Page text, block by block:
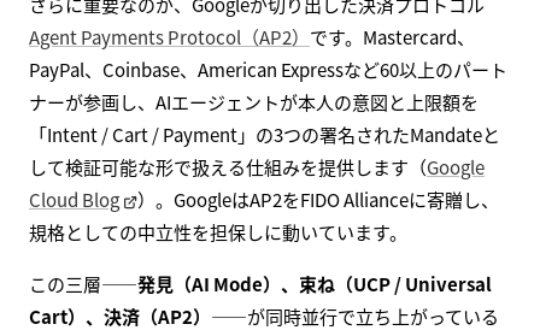
Agent Payments Protocol（AP2） です。Mastercard、
PayPal、Coinbase、American Expressなど60以上のパート
ナーが参画し、AIエージェントが本人の意図と上限額を
「Intent / Cart / Payment」の3つの署名されたMandateと
して検証可能な形で扱える仕組みを提供します（Google
Cloud Blog
）。GoogleはAP2をFIDO Allianceに寄贈し、
規格としての中立性を担保しに動いています。
この三層――発見（AI Mode）、束ね（UCP / Universal
Cart）、決済（AP2） ――が同時並行で立ち上がっている